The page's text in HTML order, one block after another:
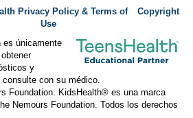
Privacy Policy & Terms of
Use
Copyright
es únicamente
y
con su médico.
Foundation. KidsHealth® es una marca
Nemours Foundation. Todos los derechos